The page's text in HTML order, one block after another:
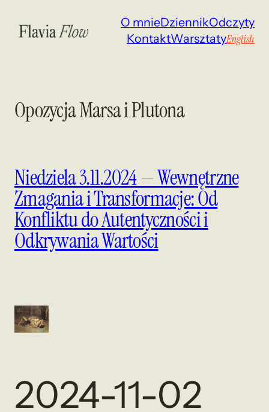
O mnieDziennikOdczyty
KontaktWarsztatyEnglish
Opozycja Marsa i Plutona
Niedziela 3.11.2024 — Wewnętrzne
Zmagania i Transformacje: Od
Konfliktu do Autentyczności i
Odkrywania Wartości
2024-11-02